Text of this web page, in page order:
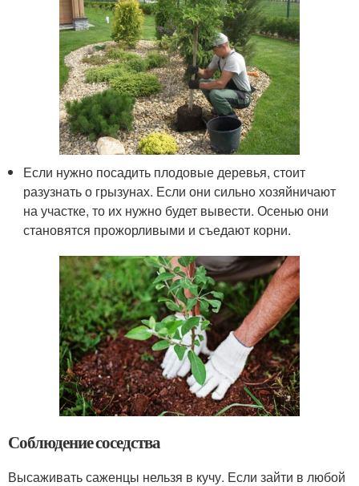
Если нужно посадить плодовые деревья, стоит
разузнать о грызунах. Если они сильно хозяйничают
на участке, то их нужно будет вывести. Осенью они
становятся прожорливыми и съедают корни.
Соблюдение соседства
Высаживать саженцы нельзя в кучу. Если зайти в любой